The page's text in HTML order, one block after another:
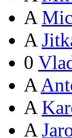
A
A
0
A
A
A